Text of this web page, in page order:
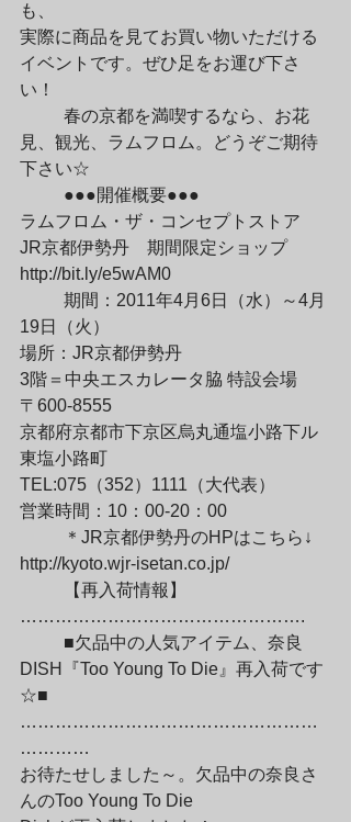
も、
実際に商品を見てお買い物いただける
イベントです。ぜひ足をお運び下さ
い！
見、観光、ラムフロム。どうぞご期待
下さい☆
ラムフロム・ザ・コンセプトストア
JR京都伊勢丹　期間限定ショップ
http://bit.ly/e5wAM0
19日（火）
場所：JR京都伊勢丹
3階＝中央エスカレータ脇 特設会場
〒600-8555
京都府京都市下京区烏丸通塩小路下ル
東塩小路町
TEL:075（352）1111（大代表）
営業時間：10：00-20：00
http://kyoto.wjr-isetan.co.jp/
………………………………………….
DISH『Too Young To Die』再入荷です
☆■
……………………………………………
…………
お待たせしました～。欠品中の奈良さ
んのToo Young To Die